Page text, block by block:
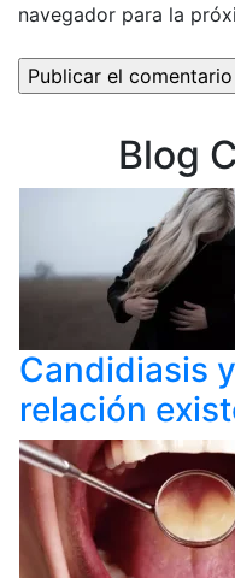
navegador para la
Blog
Candidiasis
relación